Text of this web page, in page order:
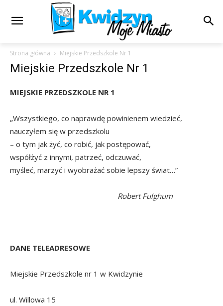
Strona główna Miejskie Przedszkole Nr 1
Miejskie Przedszkole Nr 1
MIEJSKIE PRZEDSZKOLE NR 1
„Wszystkiego, co naprawdę powinienem wiedzieć,
nauczyłem się w przedszkolu
– o tym jak żyć, co robić, jak postępować,
współżyć z innymi, patrzeć, odczuwać,
myśleć, marzyć i wyobrażać sobie lepszy świat…”
Robert Fulghum
DANE TELEADRESOWE
Miejskie Przedszkole nr 1 w Kwidzynie
ul. Willowa 15